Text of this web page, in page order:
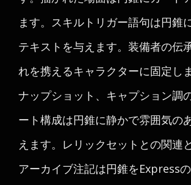
ます。スキルトリガー語句は円錐
テキストを与えます。装備者の伝
れを携えるキャラクターに固定し
ナップショット、キャプション調
ート構成は円錐に静かで雰囲気の
えます。レリックセットとの関連
アーカイブ注記は円錐をExpress